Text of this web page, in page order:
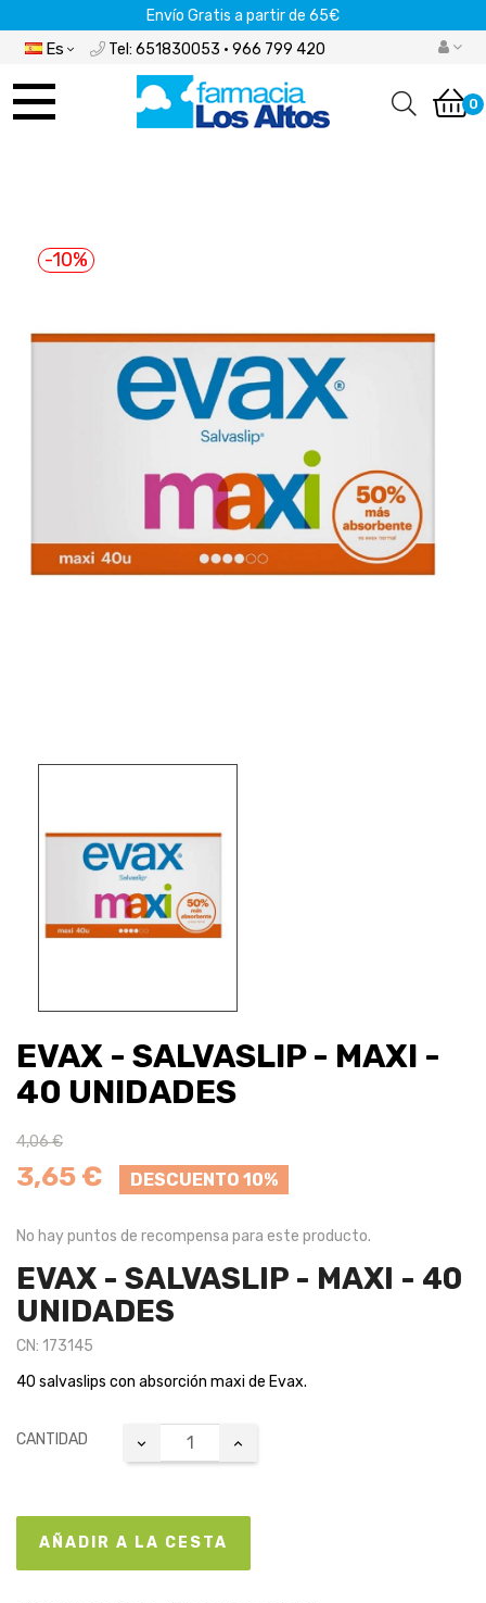
Envío Gratis a partir de 65€
Es Tel: 651830053 · 966 799 420
Navegación 0
-10%
EVAX - SALVASLIP - MAXI -
40 UNIDADES
4,06 €
3,65 € DESCUENTO 10%
No hay puntos de recompensa para este producto.
EVAX - SALVASLIP - MAXI - 40
UNIDADES
CN: 173145
40 salvaslips con absorción maxi de Evax.
CANTIDAD
AÑADIR A LA CESTA